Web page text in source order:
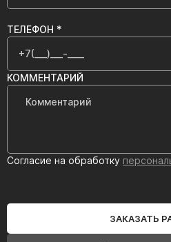
ТЕЛЕФОН *
КОММЕНТАРИЙ
Согласие на обработку
ЗАКАЗАТЬ